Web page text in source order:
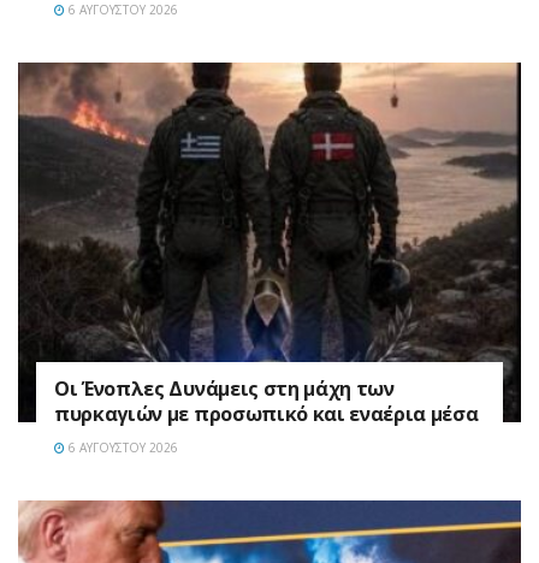
6 ΑΥΓΟΎΣΤΟΥ 2026
Οι Ένοπλες Δυνάμεις στη μάχη των
πυρκαγιών με προσωπικό και εναέρια μέσα
6 ΑΥΓΟΎΣΤΟΥ 2026